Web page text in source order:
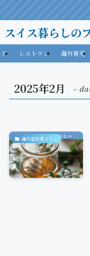
スイス暮らしの
レストラン 海外育児
2025年2月 –
海外在住者コラム